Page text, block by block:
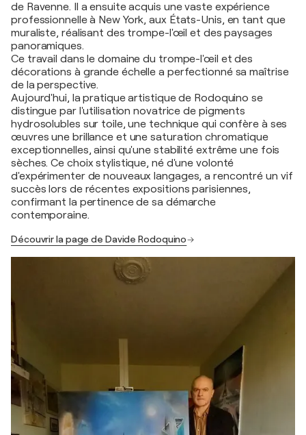
de Ravenne. Il a ensuite acquis une vaste expérience
professionnelle à New York, aux États-Unis, en tant que
muraliste, réalisant des trompe-l'œil et des paysages
panoramiques.
Ce travail dans le domaine du trompe-l'œil et des
décorations à grande échelle a perfectionné sa maîtrise
de la perspective.
Aujourd'hui, la pratique artistique de Rodoquino se
distingue par l'utilisation novatrice de pigments
hydrosolubles sur toile, une technique qui confère à ses
œuvres une brillance et une saturation chromatique
exceptionnelles, ainsi qu'une stabilité extrême une fois
sèches. Ce choix stylistique, né d'une volonté
d'expérimenter de nouveaux langages, a rencontré un vif
succès lors de récentes expositions parisiennes,
confirmant la pertinence de sa démarche
contemporaine.
Découvrir la page de Davide Rodoquino